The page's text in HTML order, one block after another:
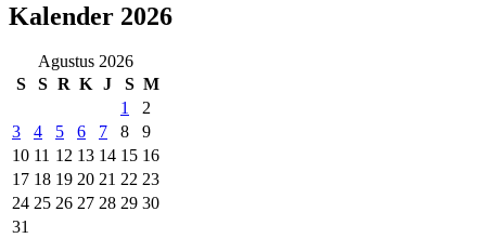
Kalender 2026
Agustus 2026
S
S R K J S M
1
2
3
4 5 6 7 8
9
10 11 12 13 14 15 16
17 18 19 20 21 22 23
24 25 26 27 28 29 30
31